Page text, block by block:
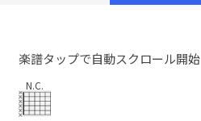
楽譜タップで自動スクロール開始
N.C.